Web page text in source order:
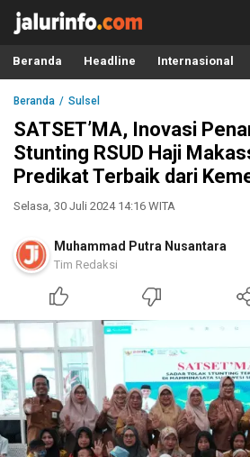
Info Terbaru, Berita Terkini Hari Ini,
Terkini, Akurat dan Terpercaya
Beranda Headline Internasional
Beranda Sulsel
SATSET’MA, Inovasi
Stunting RSUD Haji
Predikat Terbaik dari
Selasa, 30 Juli 2024 14:16 WITA
Muhammad Putra Nusantara
Tim Redaksi